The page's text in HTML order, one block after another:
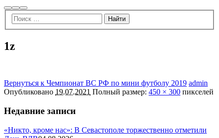
НайтиБольше
информации
Главное
меню
1z
Вернуться к Чемпионат ВС РФ по мини футболу 2019 admin
Опубликовано 19.07.2021 Полный размер: 450 × 300 пикселей
Недавние записи
«Никто, кроме нас»: В Севастополе торжественно отметили